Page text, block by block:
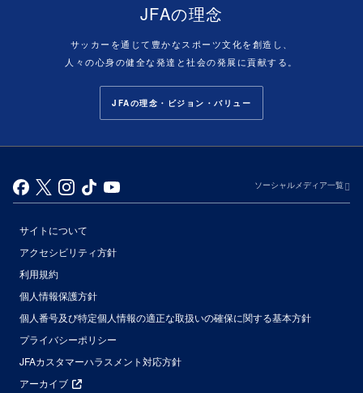
JFAの理念
サッカーを通じて豊かなスポーツ文化を創造し、
人々の心身の健全な発達と社会の発展に貢献する。
JFAの理念・ビジョン・バリュー
ソーシャルメディア一覧
サイトについて
アクセシビリティ方針
利用規約
個人情報保護方針
個人番号及び特定個人情報の適正な取扱いの確保に関する基本方針
プライバシーポリシー
JFAカスタマーハラスメント対応方針
アーカイブ